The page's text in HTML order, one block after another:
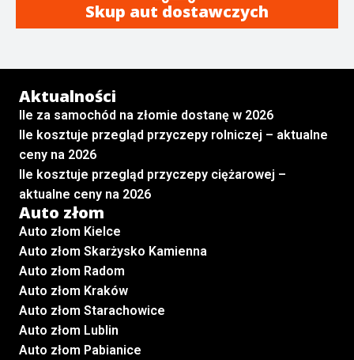
Skup aut dostawczych
Aktualności
Ile za samochód na złomie dostanę w 2026
Ile kosztuje przegląd przyczepy rolniczej – aktualne
ceny na 2026
Ile kosztuje przegląd przyczepy ciężarowej –
aktualne ceny na 2026
Auto złom
Auto złom Kielce
Auto złom Skarżysko Kamienna
Auto złom Radom
Auto złom Kraków
Auto złom Starachowice
Auto złom Lublin
Auto złom Pabianice